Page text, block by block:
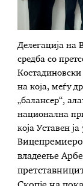
Делегација на
средба со
на која, меѓу
„балансер“,
национална
која Уставен
В
владеење